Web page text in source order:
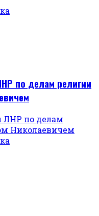
по делам религии